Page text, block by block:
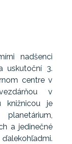
nadšenci
uskutoční 3.
centre v
v
knižnicou je
a jedinečné